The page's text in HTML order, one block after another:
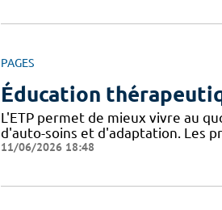
PAGES
Éducation
L'ETP permet de mieux vivre au
d'auto-soins et d'adaptation. Les
11/06/2026 18:48